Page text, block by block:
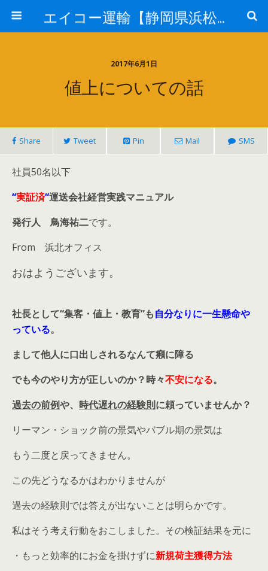
エイコー運輸【静岡県浜松市】
2017年6月1日
値上についての話
Share Tweet Pin Mail SMS
社員50名以下
“実証済“運送会社経営実践マニュアル
発行人 鳥海祐二です。
From 浜北オフィス
おはようございます。
社長として“集客・値上・教育”も自分なりに一生懸命や
っている。
まして他人に口出しされるなんて癪に障る
でも今のやり方が正しいのか？時々不安になる。
過去の前例や、 時代遅れの経験則に頼っていませんか？
リーマン・ショック前の景気やバブル期の景気は
もう二度と戻ってきません。
この先どうなるかはわかりませんが
過去の経験則では答えが出ないことは明らかです。
私はそう考え行動をおこしました。その検証結果を元に
・もっと効率的にお金を掛けずに新規荷主獲得方法